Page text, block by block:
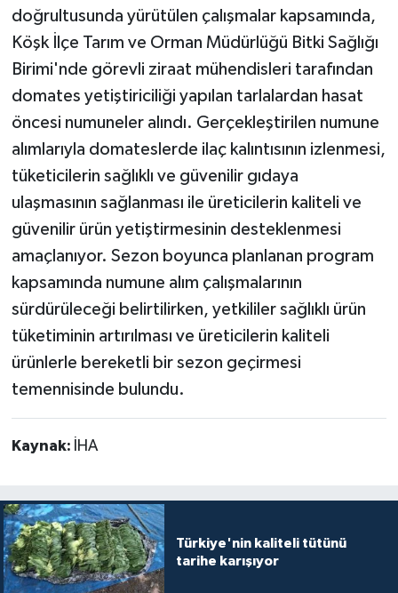
doğrultusunda yürütülen çalışmalar kapsamında,
Köşk İlçe Tarım ve Orman Müdürlüğü Bitki Sağlığı
Birimi'nde görevli ziraat mühendisleri tarafından
domates yetiştiriciliği yapılan tarlalardan hasat
öncesi numuneler alındı. Gerçekleştirilen numune
alımlarıyla domateslerde ilaç kalıntısının izlenmesi,
tüketicilerin sağlıklı ve güvenilir gıdaya
ulaşmasının sağlanması ile üreticilerin kaliteli ve
güvenilir ürün yetiştirmesinin desteklenmesi
amaçlanıyor. Sezon boyunca planlanan program
kapsamında numune alım çalışmalarının
sürdürüleceği belirtilirken, yetkililer sağlıklı ürün
tüketiminin artırılması ve üreticilerin kaliteli
ürünlerle bereketli bir sezon geçirmesi
temennisinde bulundu.
Kaynak: İHA
Türkiye'nin kaliteli tütünü
tarihe karışıyor